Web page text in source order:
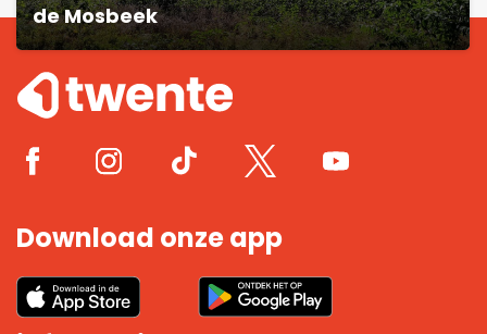
de Mosbeek
Download onze app